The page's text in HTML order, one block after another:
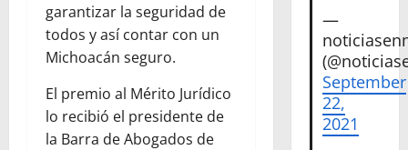
garantizar la seguridad de
todos y así contar con un
Michoacán seguro.
El premio al Mérito Jurídico
lo recibió el presidente de
la Barra de Abogados de
—
September
22,
2021